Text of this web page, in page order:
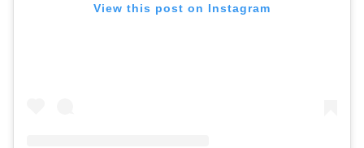
View this post on Instagram